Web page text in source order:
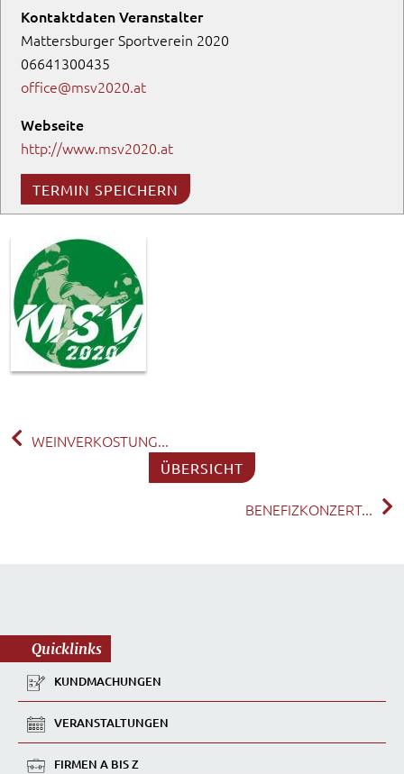
Kontaktdaten Veranstalter
Mattersburger Sportverein 2020
06641300435
office@msv2020.at
Webseite
http://www.msv2020.at
TERMIN SPEICHERN
WEINVERKOSTUNG...
ÜBERSICHT
BENEFIZKONZERT...
Quicklinks
KUNDMACHUNGEN
VERANSTALTUNGEN
FIRMEN A BIS Z